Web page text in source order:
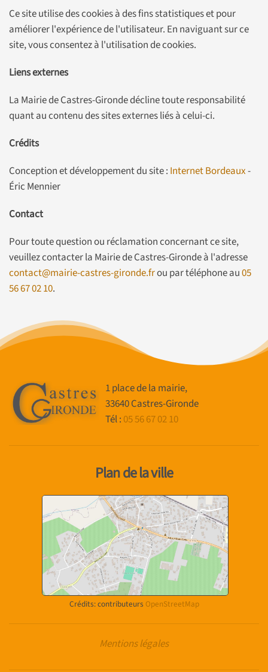
Ce site utilise des cookies à des fins statistiques et pour
améliorer l'expérience de l'utilisateur. En naviguant sur ce
site, vous consentez à l'utilisation de cookies.
Liens externes
La Mairie de Castres-Gironde décline toute responsabilité
quant au contenu des sites externes liés à celui-ci.
Crédits
Conception et développement du site : Internet Bordeaux-
Éric Mennier
Contact
Pour toute question ou réclamation concernant ce site,
veuillez contacter la Mairie de Castres-Gironde à l'adresse
contact@mairie-castres-gironde.frou par téléphone au05
56 67 02 10.
1 place de la mairie,
33640 Castres-Gironde
Tél : 05 56 67 02 10
Plan de la ville
Crédits: contributeurs OpenStreetMap
Mentions légales